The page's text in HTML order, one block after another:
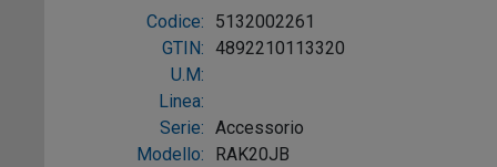
Codice:
5132002261
GTIN: 4892210113320
U.M:
Linea:
Serie: Accessorio
Modello:
RAK20JB